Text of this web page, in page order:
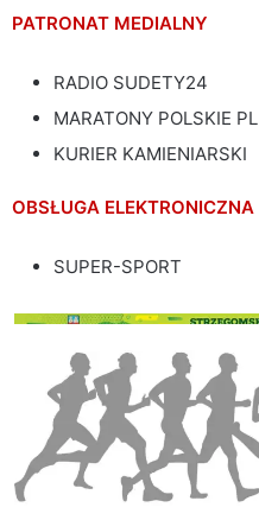
PATRONAT MEDIALNY
RADIO SUDETY24
MARATONY POLSKIE PL
KURIER KAMIENIARSKI
OBSŁUGA ELEKTRONICZNA
SUPER-SPORT